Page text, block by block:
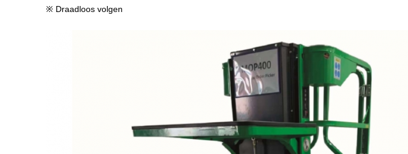
※ Draadloos volgen